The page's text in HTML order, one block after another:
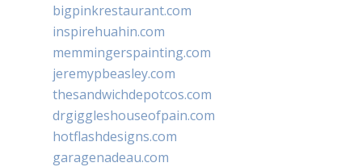
bigpinkrestaurant.com
inspirehuahin.com
memmingerspainting.com
jeremypbeasley.com
thesandwichdepotcos.com
drgiggleshouseofpain.com
hotflashdesigns.com
garagenadeau.com